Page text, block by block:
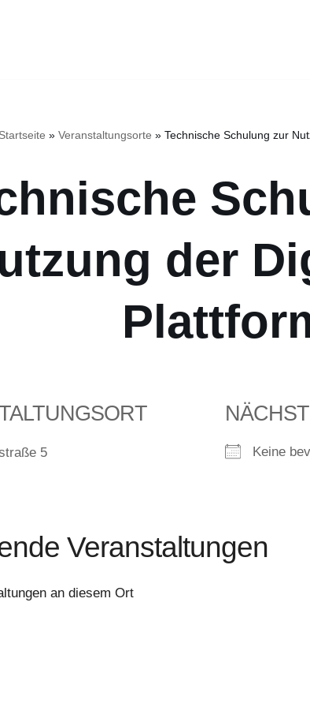
Startseite » Veranstaltungsorte » Technische Schulung zur
der
5
Keine
Veranstaltungen
an diesem Ort